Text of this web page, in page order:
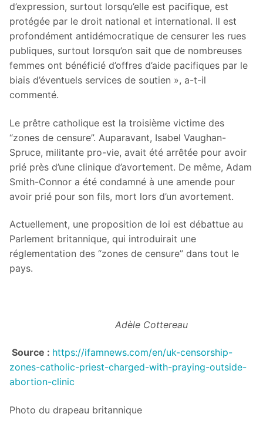
d’expression, surtout lorsqu’elle est pacifique, est
protégée par le droit national et international. Il est
profondément antidémocratique de censurer les rues
publiques, surtout lorsqu’on sait que de nombreuses
femmes ont bénéficié d’offres d’aide pacifiques par le
biais d’éventuels services de soutien », a-t-il
commenté.
Le prêtre catholique est la troisième victime des
“zones de censure”. Auparavant, Isabel Vaughan-
Spruce, militante pro-vie, avait été arrêtée pour avoir
prié près d’une clinique d’avortement. De même, Adam
Smith-Connor a été condamné à une amende pour
avoir prié pour son fils, mort lors d’un avortement.
Actuellement, une proposition de loi est débattue au
Parlement britannique, qui introduirait une
réglementation des “zones de censure” dans tout le
pays.
Adèle Cottereau
Source : https://ifamnews.com/en/uk-censorship-
zones-catholic-priest-charged-with-praying-outside-
abortion-clinic
Photo du drapeau britannique